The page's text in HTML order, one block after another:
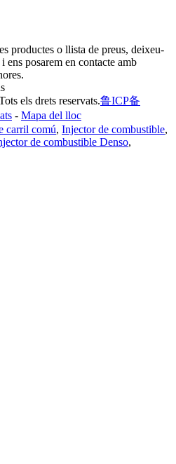
productes o llista de preus, deixeu-
ens posarem en contacte amb
els drets reservats.鲁ICP备
- Mapa del lloc
carril comú, Injector de combustible,
de combustible Denso,